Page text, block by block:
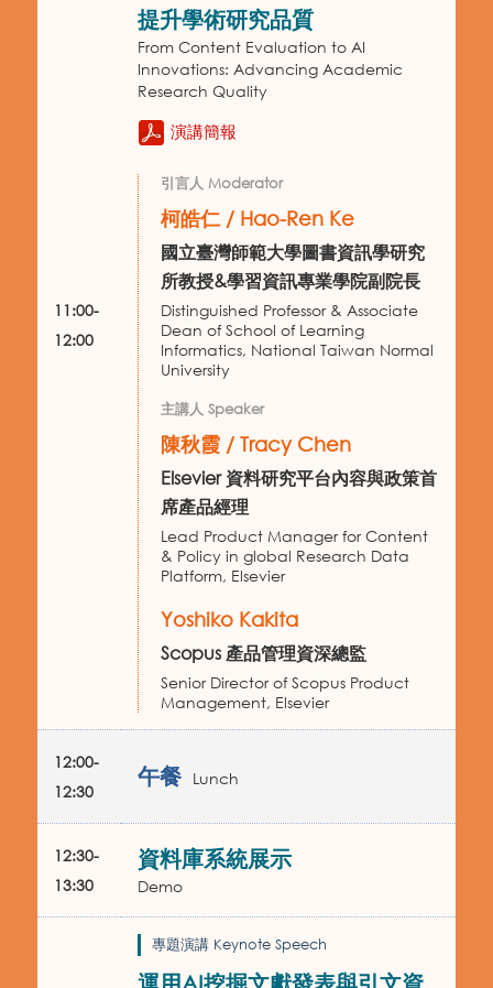
11:00-
12:00
提升學術研究品質
From Content Evaluation to AI
Innovations: Advancing Academic
Research Quality
演講簡報
引言人 Moderator
柯皓仁 / Hao-Ren Ke
國立臺灣師範大學圖書資訊學研究
所教授&學習資訊專業學院副院長
Distinguished Professor & Associate
Dean of School of Learning
Informatics, National Taiwan Normal
University
主講人 Speaker
陳秋霞 / Tracy Chen
Elsevier 資料研究平台內容與政策首
席產品經理
Lead Product Manager for Content
& Policy in global Research Data
Platform, Elsevier
Yoshiko Kakita
Scopus 產品管理資深總監
Senior Director of Scopus Product
Management, Elsevier
12:00-
12:30
午餐 Lunch
12:30-
13:30
資料庫系統展示
Demo
專題演講 Keynote Speech
運用AI挖掘文獻發表與引文資